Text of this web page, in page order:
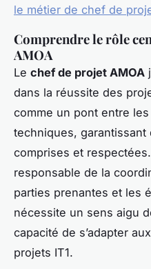
le métier de chef de
Comprendre le rôle
AMOA
Le chef de projet AMOA
dans la réussite des
comme un pont entre
techniques,
comprises et
responsable de la
parties prenantes et les
nécessite un sens aigu
capacité de s’adapter
projets IT1.